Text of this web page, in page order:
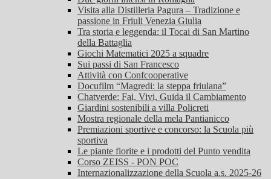
Visita alla Distilleria Pagura – Tradizione e
passione in Friuli Venezia Giulia
Tra storia e leggenda: il Tocai di San Martino
della Battaglia
Giochi Matematici 2025 a squadre
Sui passi di San Francesco
Attività con Confcooperative
Docufilm “Magredi: la steppa friulana”
Chatverde: Fai, Vivi, Guida il Cambiamento
Giardini sostenibili a villa Policreti
Mostra regionale della mela Pantianicco
Premiazioni sportive e concorso: la Scuola più
sportiva
Le piante fiorite e i prodotti del Punto vendita
Corso ZEISS - PON POC
Internazionalizzazione della Scuola a.s. 2025-26